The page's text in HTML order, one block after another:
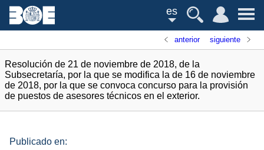
es
anterior siguiente
Resolución de 21 de noviembre de 2018, de la
Subsecretaría, por la que se modifica la de 16 de noviembre
de 2018, por la que se convoca concurso para la provisión
de puestos de asesores técnicos en el exterior.
Publicado en: